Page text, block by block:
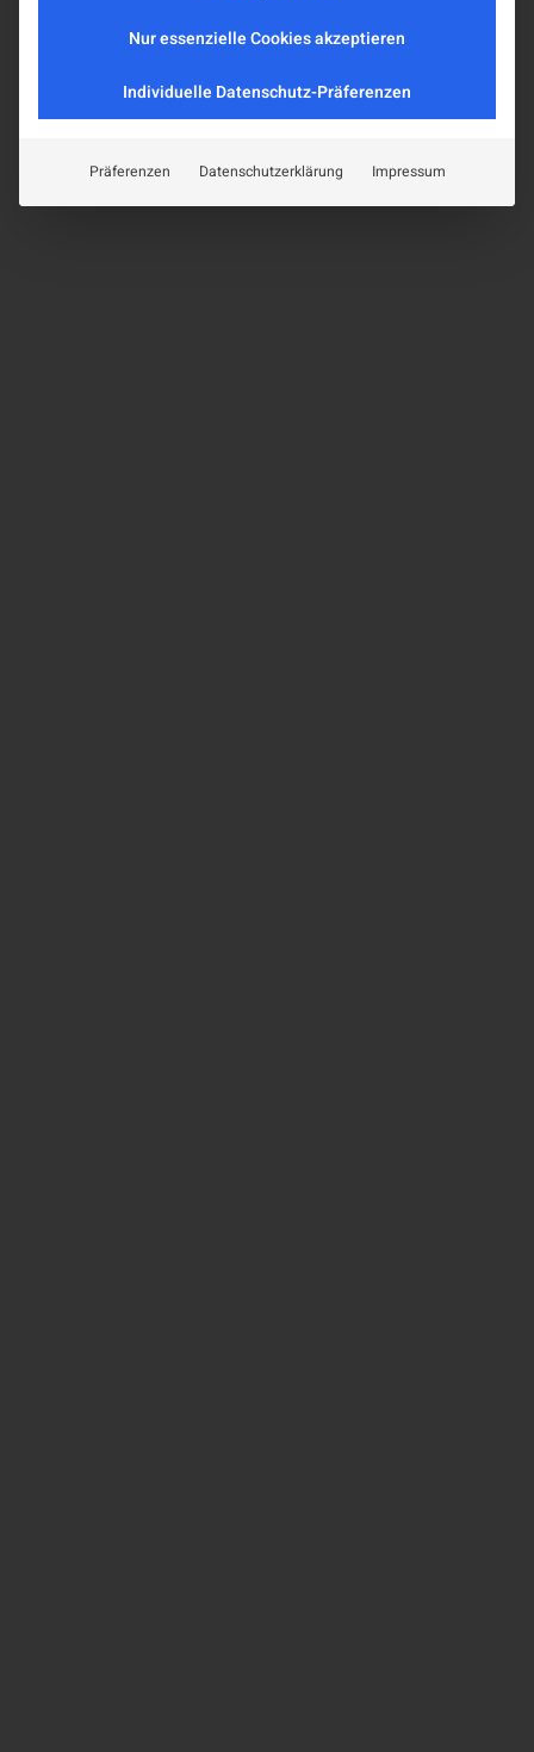
Nur essenzielle Cookies akzeptieren
Individuelle Datenschutz-Präferenzen
Präferenzen Datenschutzerklärung Impressum